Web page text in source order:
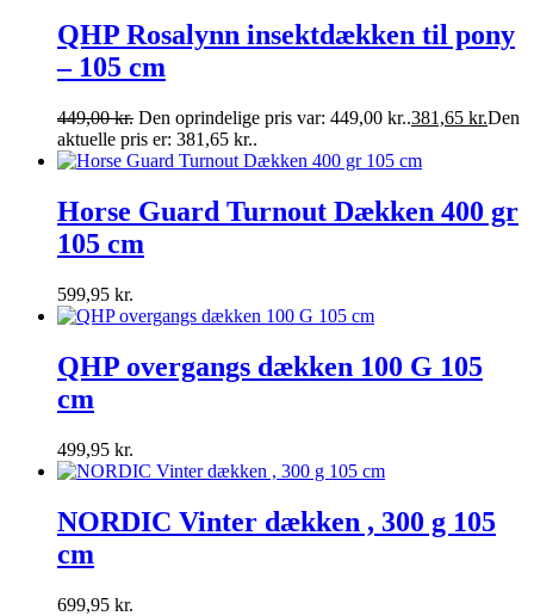
QHP Rosalynn insektdækken til pony
– 105 cm
449,00kr. Den oprindelige pris var: 449,00 kr..381,65 kr.Den
aktuelle pris er: 381,65 kr..
Horse Guard Turnout Dækken 400 gr
105 cm
599,95 kr.
QHP overgangs dækken 100 G 105
cm
499,95 kr.
NORDIC Vinter dækken , 300 g 105
cm
699,95 kr.